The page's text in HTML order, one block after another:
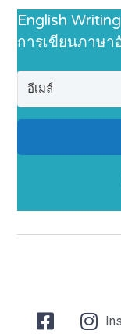
English
การเขียนภาษ